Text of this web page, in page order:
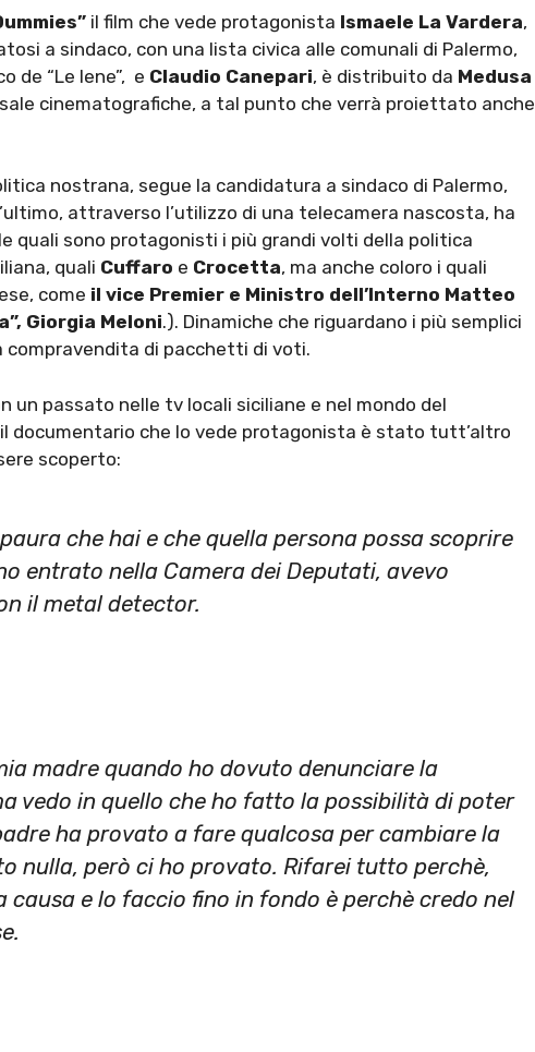
il film che vede protagonista Ismaele La Vardera,
a sindaco, con una lista civica alle comunali di Palermo,
de “Le Iene”, e Claudio Canepari, è distribuito da Medusa
cinematografiche, a tal punto che verrà proiettato anche
nostrana, segue la candidatura a sindaco di Palermo,
attraverso l’utilizzo di una telecamera nascosta, ha
quali sono protagonisti i più grandi volti della politica
quali Cuffaro e Crocetta, ma anche coloro i quali
come il vice Premier e Ministro dell’Interno Matteo
Giorgia Meloni.). Dinamiche che riguardano i più semplici
compravendita di pacchetti di voti.
un passato nelle tv locali siciliane e nel mondo del
documentario che lo vede protagonista è stato tutt’altro
scoperto:
che hai e che quella persona possa scoprire
entrato nella Camera dei Deputati, avevo
il metal detector.
madre quando ho dovuto denunciare la
vedo in quello che ho fatto la possibilità di poter
ha provato a fare qualcosa per cambiare la
nulla, però ci ho provato. Rifarei tutto perchè,
e lo faccio fino in fondo è perchè credo nel